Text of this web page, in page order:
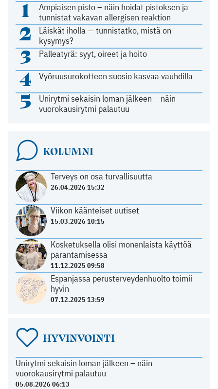
1
Ampiaisen pisto – näin hoidat pistoksen ja
tunnistat vakavan allergisen reaktion
2
Läiskät iholla — tunnistatko, mistä on
kysymys?
3 Palleatyrä: syyt, oireet ja hoito
4 Vyöruusurokotteen suosio kasvaa vauhdilla
5
Unirytmi sekaisin loman jälkeen – näin
vuorokausirytmi palautuu
KOLUMNI
Terveys on osa turvallisuutta
26.04.2026 15:32
Viikon käänteiset uutiset
15.03.2026 10:15
Kosketuksella olisi monenlaista käyttöä
parantamisessa
11.12.2025 09:58
Espanjassa perusterveydenhuolto toimii
hyvin
07.12.2025 13:59
HYVINVOINTI
Unirytmi sekaisin loman jälkeen – näin
vuorokausirytmi palautuu
05.08.2026 06:13